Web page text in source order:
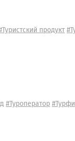
продукт
#Туроператор